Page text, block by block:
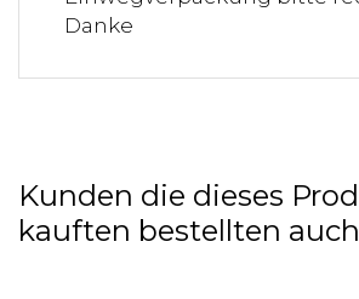
Danke
Kunden die dieses
kauften bestellten